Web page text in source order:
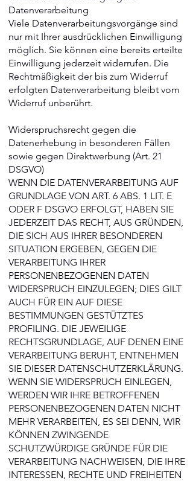
Datenverarbeitung
Viele Datenverarbeitungsvorgänge sind
nur mit Ihrer ausdrücklichen Einwilligung
möglich. Sie können eine bereits erteilte
Einwilligung jederzeit widerrufen. Die
Rechtmäßigkeit der bis zum Widerruf
erfolgten Datenverarbeitung bleibt vom
Widerruf unberührt.
Widerspruchsrecht gegen die
Datenerhebung in besonderen Fällen
sowie gegen Direktwerbung (Art. 21
DSGVO)
WENN DIE DATENVERARBEITUNG AUF
GRUNDLAGE VON ART. 6 ABS. 1 LIT. E
ODER F DSGVO ERFOLGT, HABEN SIE
JEDERZEIT DAS RECHT, AUS GRÜNDEN,
DIE SICH AUS IHRER BESONDEREN
SITUATION ERGEBEN, GEGEN DIE
VERARBEITUNG IHRER
PERSONENBEZOGENEN DATEN
WIDERSPRUCH EINZULEGEN; DIES GILT
AUCH FÜR EIN AUF DIESE
BESTIMMUNGEN GESTÜTZTES
PROFILING. DIE JEWEILIGE
RECHTSGRUNDLAGE, AUF DENEN EINE
VERARBEITUNG BERUHT, ENTNEHMEN
SIE DIESER DATENSCHUTZERKLÄRUNG.
WENN SIE WIDERSPRUCH EINLEGEN,
WERDEN WIR IHRE BETROFFENEN
PERSONENBEZOGENEN DATEN NICHT
MEHR VERARBEITEN, ES SEI DENN, WIR
KÖNNEN ZWINGENDE
SCHUTZWÜRDIGE GRÜNDE FÜR DIE
VERARBEITUNG NACHWEISEN, DIE IHRE
INTERESSEN, RECHTE UND FREIHEITEN